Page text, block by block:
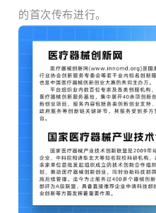
的首次传布进行。